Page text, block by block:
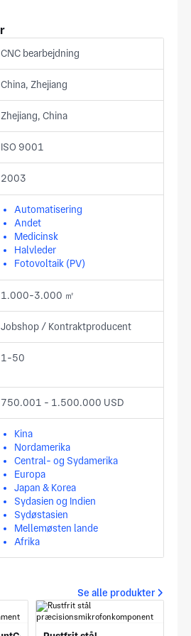
CNC bearbejdning
China, Zhejiang
Zhejiang, China
ISO 9001
2003
Automatisering
Andet
Medicinsk
Halvleder
Fotovoltaik (PV)
1.000-3.000 ㎡
Jobshop / Kontraktproducent
1-50
750.001 - 1.500.000 USD
Kina
Nordamerika
Central- og Sydamerika
Europa
Japan & Korea
Sydasien og Indien
Sydøstasien
Mellemøsten lande
Afrika
Se alle produkter